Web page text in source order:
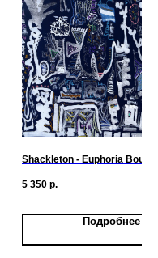
Shackleton - Euphoria Bound
5 350 р.
Подробнее